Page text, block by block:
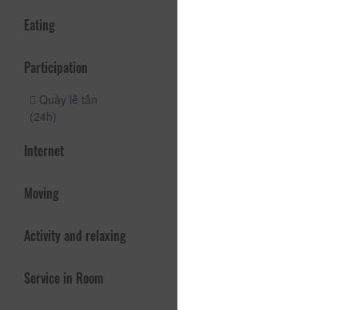
Eating
Participation
Quầy lễ tân
(24h)
Internet
Moving
Activity and relaxing
Service in Room